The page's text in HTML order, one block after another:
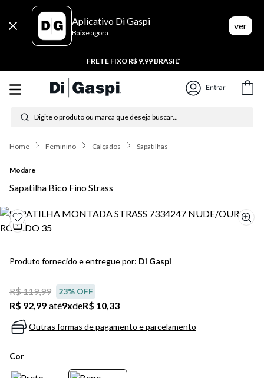
Aplicativo Di Gaspi
Baixe agora
ver
20% CASHBACK
Entrar
Digite o produto ou marca que deseja buscar...
Feminino Calçados Sapatilhas
Modare
Sapatilha Bico Fino Strass
Produto fornecido e entregue por: Di Gaspi
R$ 119,99 23% OFF
R$ 92,99 até9xdeR$ 10,33
Outras formas de pagamento e parcelamento
Cor
1 º tênis feminino
2º tenis
3º moletom
5 º bota
6º sandalia
jeans
9º